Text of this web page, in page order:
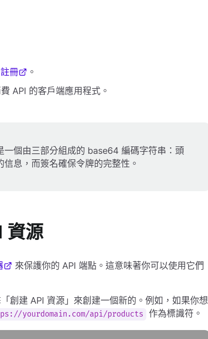
冊
。
API 的客戶端應用程式。
個由三部分組成的 base64 編碼字符串：頭
息，而簽名確保令牌的完整性。
資源
來保護你的 API 端點。這意味著你可以使用它們
創建 API 資源」來創建一個新的。例如，如果你想
yourdomain.com/api/products 作為標識符。